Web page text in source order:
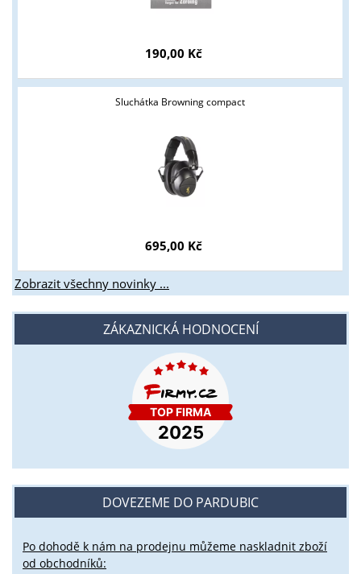
190,00 Kč
Sluchátka Browning compact
695,00 Kč
Zobrazit všechny novinky ...
ZÁKAZNICKÁ HODNOCENÍ
DOVEZEME DO PARDUBIC
Po dohodě k nám na prodejnu můžeme naskladnit zboží
od obchodníků: